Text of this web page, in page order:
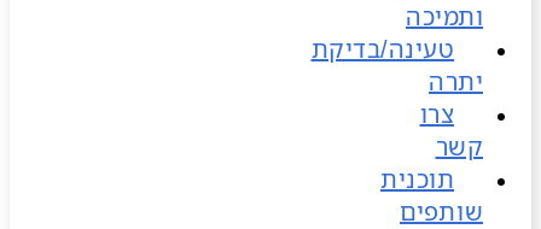
ותמיכה
טעינה/בדיקת
יתרה
צרו
קשר
תוכנית
שותפים